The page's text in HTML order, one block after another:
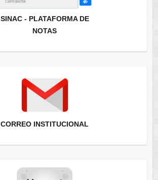
SINAC - PLATAFORMA DE
NOTAS
CORREO INSTITUCIONAL